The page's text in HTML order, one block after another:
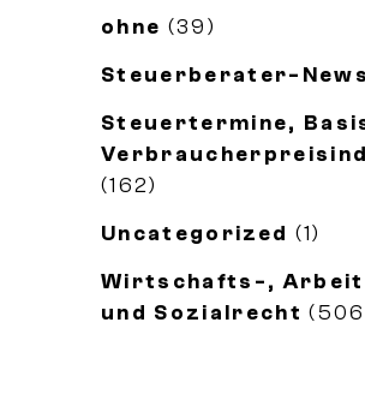
ohne (39)
Steuerberater-News
Steuertermine,
(162)
Uncategorized (1)
Wirtschafts-,
und Sozialrecht